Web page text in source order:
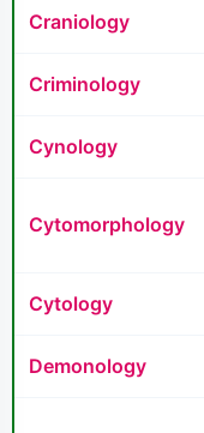
Craniology
Criminology
Cynology
Cytomorphology
Cytology
Demonology